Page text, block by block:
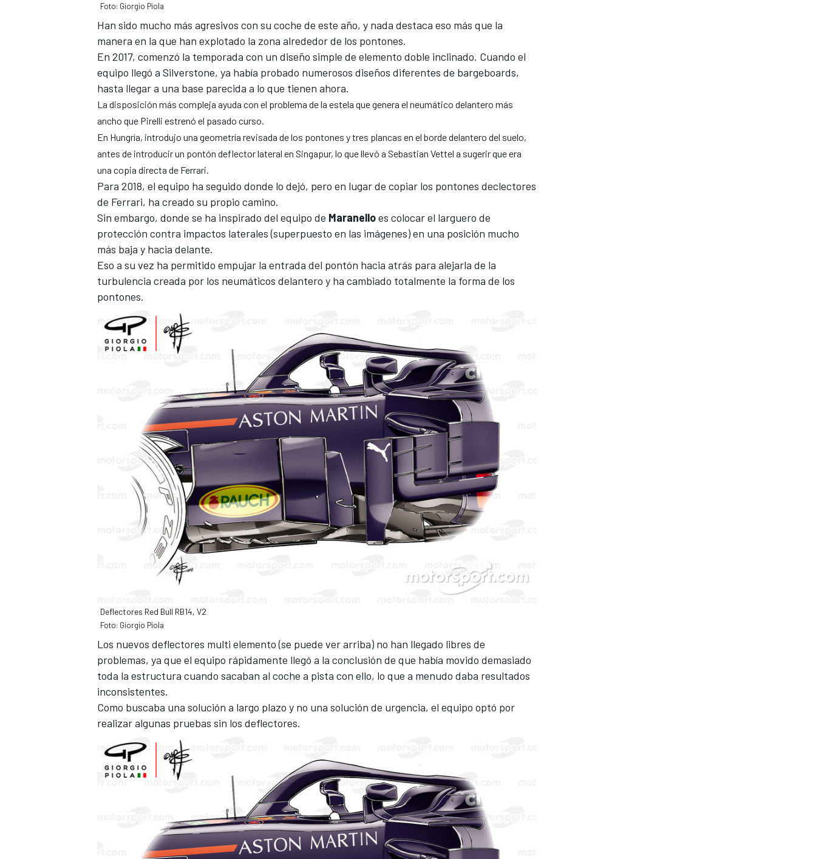
Foto: Giorgio Piola
Han sido mucho más agresivos con su coche de este año, y nada destaca eso más que la
manera en la que han explotado la zona alrededor de los pontones.
En 2017, comenzó la temporada con un diseño simple de elemento doble inclinado. Cuando el
equipo llegó a Silverstone, ya había probado numerosos diseños diferentes de bargeboards,
hasta llegar a una base parecida a lo que tienen ahora.
La disposición más compleja ayuda con el problema de la estela que genera el neumático delantero más
ancho que Pirelli estrenó el pasado curso.
En Hungría, introdujo una geometría revisada de los pontones y tres plancas en el borde delantero del suelo,
antes de introducir un pontón deflector lateral en Singapur, lo que llevó a Sebastian Vettel a sugerir que era
una copia directa de Ferrari.
Para 2018, el equipo ha seguido donde lo dejó, pero en lugar de copiar los pontones declectores
de Ferrari, ha creado su propio camino.
Sin embargo, donde se ha inspirado del equipo de Maranelloes colocar el larguero de
protección contra impactos laterales (superpuesto en las imágenes) en una posición mucho
más baja y hacia delante.
Eso a su vez ha permitido empujar la entrada del pontón hacia atrás para alejarla de la
turbulencia creada por los neumáticos delantero y ha cambiado totalmente la forma de los
pontones.
Deflectores Red Bull RB14, V2
Foto: Giorgio Piola
Los nuevos deflectores multi elemento (se puede ver arriba) no han llegado libres de
problemas, ya que el equipo rápidamente llegó a la conclusión de que había movido demasiado
toda la estructura cuando sacaban al coche a pista con ello, lo que a menudo daba resultados
inconsistentes.
Como buscaba una solución a largo plazo y no una solución de urgencia, el equipo optó por
realizar algunas pruebas sin los deflectores.